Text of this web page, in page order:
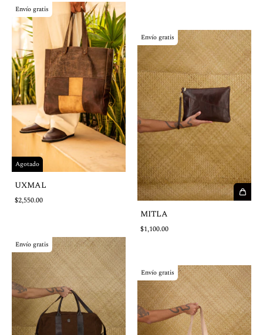
Agotado
Envío gratis
UXMAL
$2,550.00
Envío gratis
MITLA
$1,100.00
Envío gratis
Envío gratis